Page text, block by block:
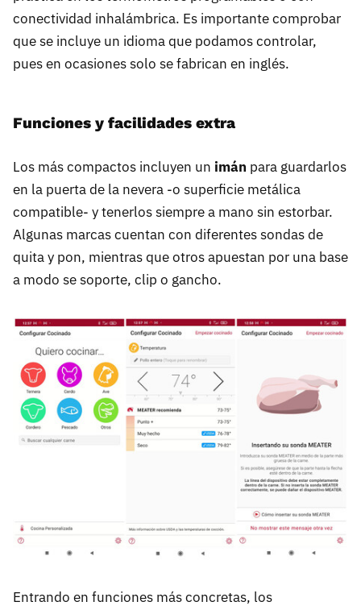
conectividad inhalámbrica. Es importante comprobar
que se incluye un idioma que podamos controlar,
pues en ocasiones solo se fabrican en inglés.
Funciones y facilidades extra
Los más compactos incluyen un imán para guardarlos
en la puerta de la nevera -o superficie metálica
compatible- y tenerlos siempre a mano sin estorbar.
Algunas marcas cuentan con diferentes sondas de
quita y pon, mientras que otros apuestan por una base
a modo se soporte, clip o gancho.
Entrando en funciones más concretas, los